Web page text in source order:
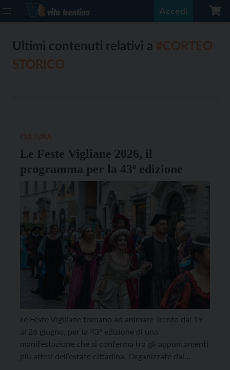
Accedi
Ultimi contenuti relativi a
Le Feste Vigliane 2026, il
programma per la 43ª edizione
Le Feste Vigiliane tornano ad animare Trento dal 19
al 26 giugno, per la 43ª edizione di una
manifestazione che si conferma tra gli appuntamenti
più attesi dell’estate cittadina. Organizzate dal